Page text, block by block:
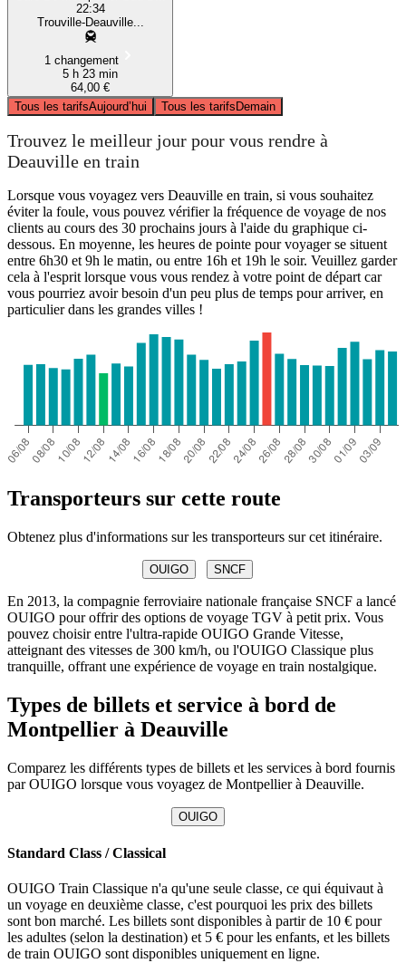
22:34
Trouville-Deauville...
1 changement
5 h 23 min
64,00 €
Tous les tarifsAujourd’hui Tous les tarifsDemain
Trouvez le meilleur jour pour vous rendre à
Deauville en train
Lorsque vous voyagez vers Deauville en train, si vous souhaitez
éviter la foule, vous pouvez vérifier la fréquence de voyage de nos
clients au cours des 30 prochains jours à l'aide du graphique ci-
dessous. En moyenne, les heures de pointe pour voyager se situent
entre 6h30 et 9h le matin, ou entre 16h et 19h le soir. Veuillez garder
cela à l'esprit lorsque vous vous rendez à votre point de départ car
vous pourriez avoir besoin d'un peu plus de temps pour arriver, en
particulier dans les grandes villes !
Transporteurs sur cette route
Obtenez plus d'informations sur les transporteurs sur cet itinéraire.
OUIGO SNCF
En 2013, la compagnie ferroviaire nationale française SNCF a lancé
OUIGO pour offrir des options de voyage TGV à petit prix. Vous
pouvez choisir entre l'ultra-rapide OUIGO Grande Vitesse,
atteignant des vitesses de 300 km/h, ou l'OUIGO Classique plus
tranquille, offrant une expérience de voyage en train nostalgique.
Types de billets et service à bord de
Montpellier à Deauville
Comparez les différents types de billets et les services à bord fournis
par OUIGO lorsque vous voyagez de Montpellier à Deauville.
OUIGO
Standard Class / Classical
OUIGO Train Classique n'a qu'une seule classe, ce qui équivaut à
un voyage en deuxième classe, c'est pourquoi les prix des billets
sont bon marché. Les billets sont disponibles à partir de 10 € pour
les adultes (selon la destination) et 5 € pour les enfants, et les billets
de train OUIGO sont disponibles uniquement en ligne.